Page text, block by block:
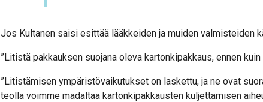
Jos Kultanen saisi esittää lääkkeiden ja muiden valmisteiden
”Litistä pakkauksen suojana oleva kartonkipakkaus, ennen
”Litistämisen ympäristövaikutukset on laskettu, ja ne ovat
teolla voimme madaltaa kartonkipakkausten kuljettamisen